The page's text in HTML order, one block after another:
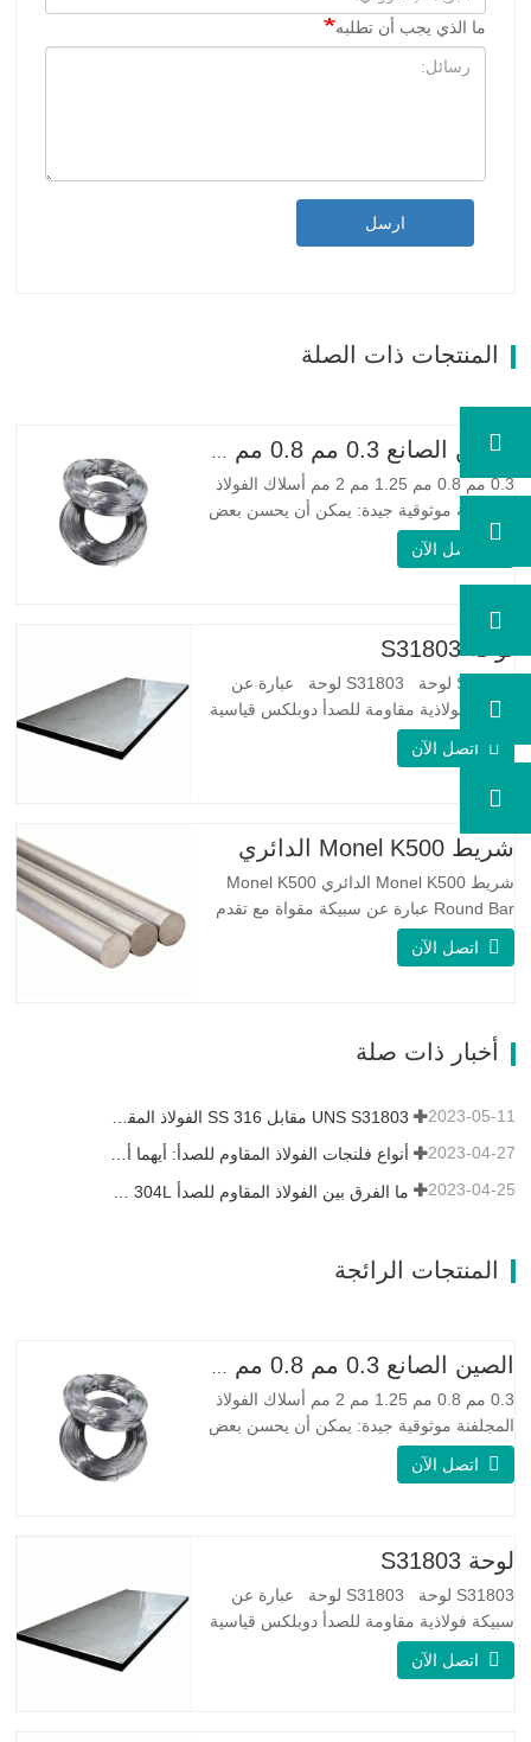
ما الذي يجب أن تطلبه
ارسل
المنتجات ذات الصلة
0.3 مم 0.8 مم 1.25 مم 2 مم أسلاك الفولاذ
المجلفنة موثوقية جيدة: يمكن أن يحسن بعض
العقد والنتوءات والصدأ على الأسلاك الفولاذية
مرونة جيدة: صلابة الفولاذ المجلفن جيدة جدًا،
والمرونة جيدة جدًا، ومناسبة جدًا لصنع الربيع
مواصفة اسم المنتج الأسلاك المجلفنة…
اتصل الآن
S31803 لوحة S31803 لوحة عبارة عن
سبيكة فولاذية مقاومة للصدأ دوبلكس قياسية
على الوجهين. لديها بنية مجهرية من
الميكانيكي الموثوق به ، والليونة ، وخصائص
من 34 مما يشير إلى أن مقاومة…
اتصل الآن
شريط Monel K500 الدائري
شريط Monel K500 الدائري Monel K500
Round Bar عبارة عن سبيكة مقواة مع تقدم
العمر ، ويتكون تركيبتها الأساسية من عناصر
مثل النيكل والنحاس. الذي يجمع بين مقاومة
خصائص مقاومة ممتازة للتآكل. هذه الخصائص
تشبه Monel 400.…
اتصل الآن
أخبار ذات صلة
2023-05-11
أنواع فلنجات الفولاذ المقاوم للصدأ: أيهما أفضل بالنسبة لك؟ 2023-04-27
2023-04-25
المنتجات الرائجة
0.3 مم 0.8 مم 1.25 مم 2 مم أسلاك الفولاذ
المجلفنة موثوقية جيدة: يمكن أن يحسن بعض
العقد والنتوءات والصدأ على الأسلاك الفولاذية
مرونة جيدة: صلابة الفولاذ المجلفن جيدة جدًا،
اتصل الآن
لوحة S31803
S31803 لوحة S31803 لوحة عبارة عن
سبيكة فولاذية مقاومة للصدأ دوبلكس قياسية
على الوجهين. لديها بنية مجهرية من
اتصل الآن